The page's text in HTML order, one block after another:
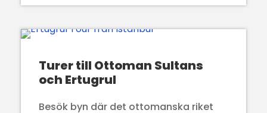
Turer till Ottoman Sultans
och Ertugrul
Besök byn där det ottomanska riket